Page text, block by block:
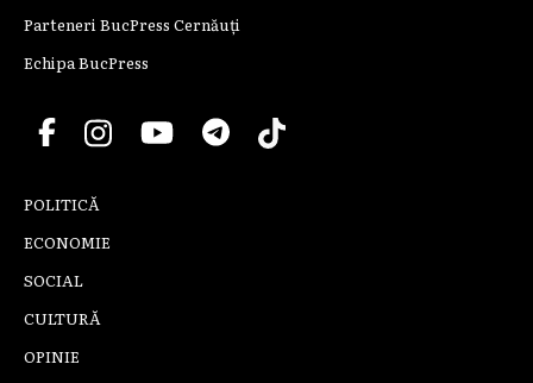
Parteneri BucPress Cernăuți
Echipa BucPress
POLITICĂ
ECONOMIE
SOCIAL
CULTURĂ
OPINIE